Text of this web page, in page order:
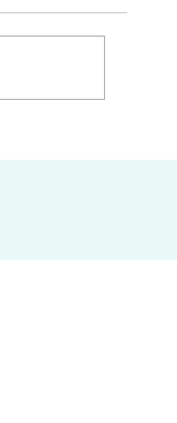
知らせ